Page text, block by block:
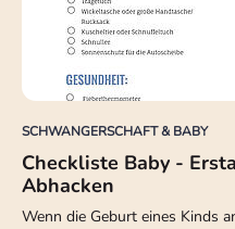
SCHWANGERSCHAFT & BABY
Checkliste Baby -
Abhacken
Wenn die Geburt eines Kinds